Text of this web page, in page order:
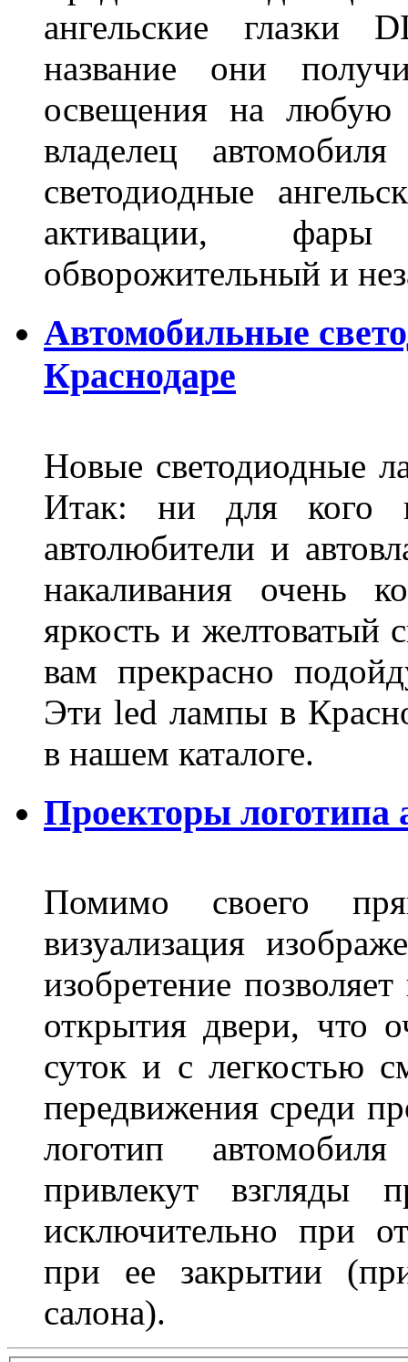
ангельские глазки
название они
освещения на любую
владелец
светодиодные
активации, фары
обворожительный и
Автомобильные
Краснодаре
Новые светодиодные
Итак: ни для кого
автолюбители и
накаливания очень
яркость и желтоватый
вам прекрасно
Эти led лампы в
в нашем каталоге.
Проекторы логотипа
Помимо своего
визуализация
изобретение
открытия двери, что
суток и с легкостью
передвижения среди
логотип
привлекут взгляды
исключительно при
при ее закрытии
салона).